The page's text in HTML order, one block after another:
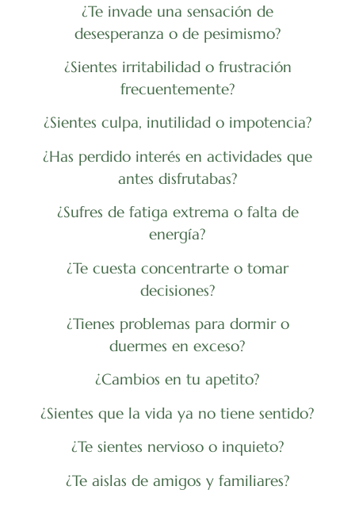
¿Te invade una sensación de
desesperanza o de pesimismo?
¿Sientes irritabilidad o frustración
frecuentemente?
¿Sientes culpa, inutilidad o impotencia?
¿Has perdido interés en actividades que
antes disfrutabas?
¿Sufres de fatiga extrema o falta de
energía?
¿Te cuesta concentrarte o tomar
decisiones?
¿Tienes problemas para dormir o
duermes en exceso?
¿Cambios en tu apetito?
¿Sientes que la vida ya no tiene sentido?
¿Te sientes nervioso o inquieto?
¿Te aislas de amigos y familiares?